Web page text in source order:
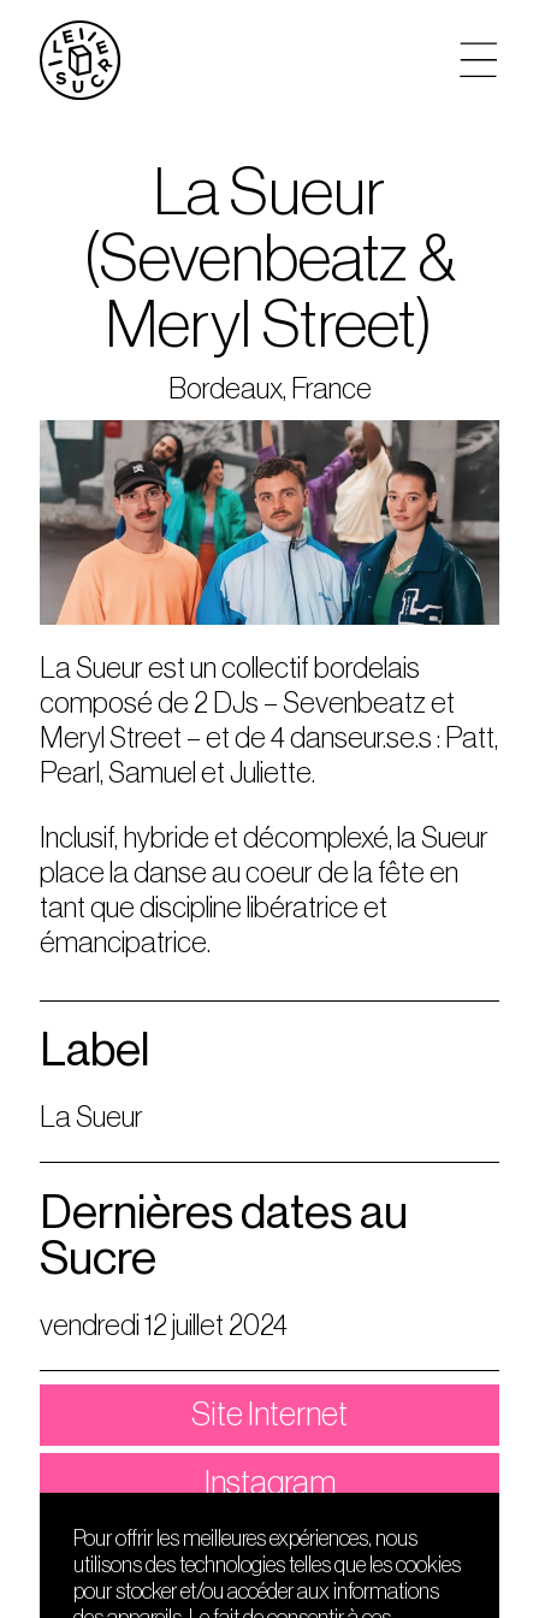
agenda
tickets
le sucre max
partenariats
privatisations
La Sueur
(Sevenbeatz &
Meryl Street)
Bordeaux, France
La Sueur est un collectif bordelais
composé de 2 DJs – Sevenbeatz et
Meryl Street – et de 4 danseur.se.s : Patt,
Pearl, Samuel et Juliette.
Inclusif, hybride et décomplexé, la Sueur
place la danse au coeur de la fête en
tant que discipline libératrice et
émancipatrice.
Label
La Sueur
Dernières dates au
Sucre
vendredi 12 juillet 2024
Site Internet
Instagram
DÉCOUVRIR
Le lieu
FRIENDS
Nuits sonores
Pour offrir les meilleures expériences, nous
utilisons des technologies telles que les cookies
pour stocker et/ou accéder aux informations